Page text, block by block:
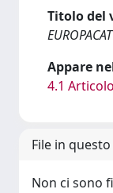
Titolo del
Appare
4.1
File in
Non ci sono